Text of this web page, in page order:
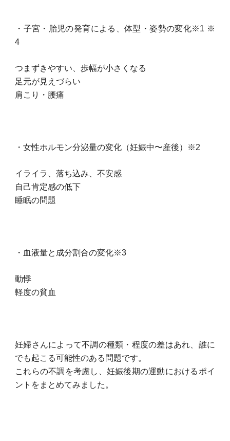
・子宮・胎児の発育による、体型・姿勢の変化※1 ※
4
つまずきやすい、歩幅が小さくなる
足元が見えづらい
肩こり・腰痛
・女性ホルモン分泌量の変化（妊娠中〜産後）※2
イライラ、落ち込み、不安感
自己肯定感の低下
睡眠の問題
・血液量と成分割合の変化※3
動悸
軽度の貧血
妊婦さんによって不調の種類・程度の差はあれ、誰に
でも起こる可能性のある問題です。
これらの不調を考慮し、妊娠後期の運動におけるポイ
ントをまとめてみました。